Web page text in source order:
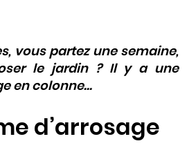
vous partez une semaine,
le jardin ? Il y a une
en colonne…
d’arrosage